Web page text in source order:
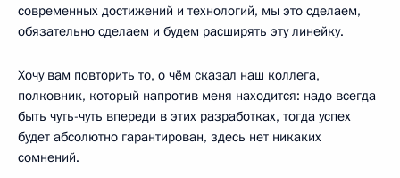
современных достижений и технологий, мы это сделаем,
обязательно сделаем и будем расширять эту линейку.
Хочу вам повторить то, о чём сказал наш коллега,
полковник, который напротив меня находится: надо всегда
быть чуть-чуть впереди в этих разработках, тогда успех
будет абсолютно гарантирован, здесь нет никаких
сомнений.